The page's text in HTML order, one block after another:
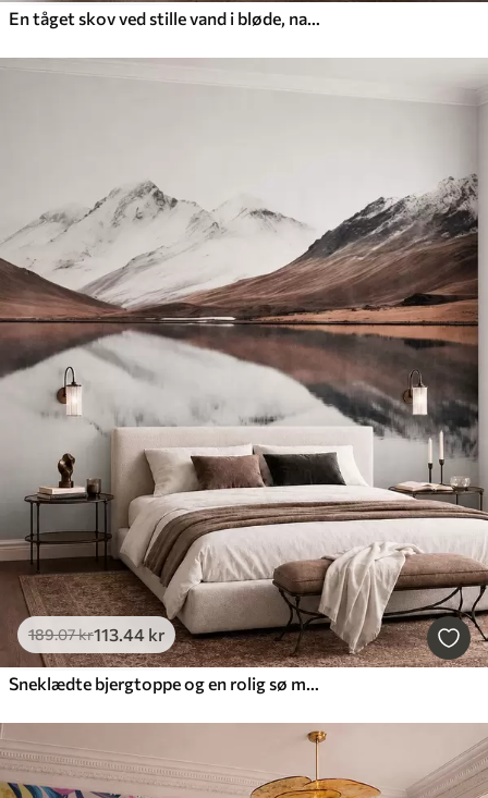
En tåget skov ved stille vand i bløde, naturlige pastelfarver
189.07kr113.44 kr
Sneklædte bjergtoppe og en rolig sø med et spejlblankt overflade